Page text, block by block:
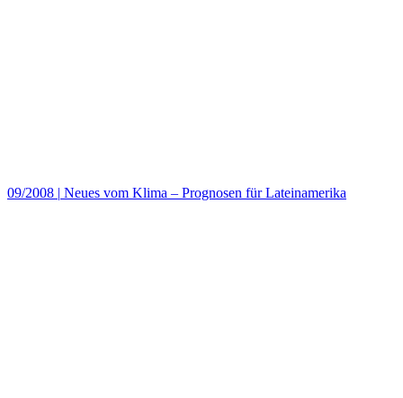
09/2008 | Neues vom Klima – Prognosen für Lateinamerika